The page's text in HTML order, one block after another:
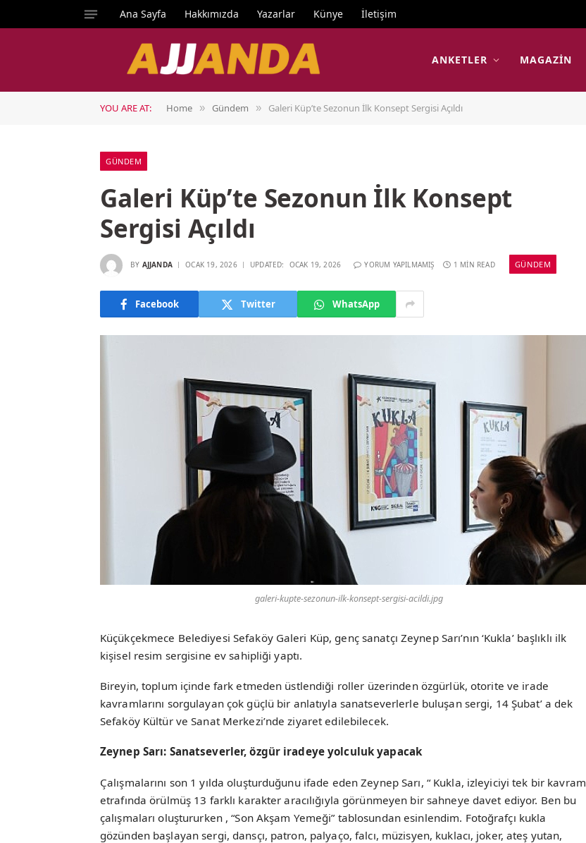
Ana Sayfa Hakkımızda Yazarlar Künye İletişim
ANKETLER MAGAZIN
YOU ARE AT: Home » Gündem » Galeri Küp’te Sezonun İlk Konsept Sergisi Açıldı
GÜNDEM
Galeri Küp’te Sezonun İlk Konsept
Sergisi Açıldı
BY AJJANDA OCAK 19, 2026 UPDATED: OCAK 19, 2026 YORUM YAPILMAMIŞ 1 MIN READ GÜNDEM
Facebook Twitter WhatsApp
galeri-kupte-sezonun-ilk-konsept-sergisi-acildi.jpg
Küçükçekmece Belediyesi Sefaköy Galeri Küp, genç sanatçı Zeynep Sarı’nın ‘Kukla’ başlıklı ilk
kişisel resim sergisine ev sahipliği yaptı.
Bireyin, toplum içinde fark etmeden üstlendiği roller üzerinden özgürlük, otorite ve irade
kavramlarını sorgulayan çok güçlü bir anlatıyla sanatseverlerle buluşan sergi, 14 Şubat’ a dek
Sefaköy Kültür ve Sanat Merkezi’nde ziyaret edilebilecek.
Zeynep Sarı: Sanatseverler, özgür iradeye yolculuk yapacak
Çalışmalarını son 1 yılda oluşturduğunu ifade eden Zeynep Sarı, “ Kukla, izleyiciyi tek bir kavram
etrafında örülmüş 13 farklı karakter aracılığıyla görünmeyen bir sahneye davet ediyor. Ben bu
çalışmaları oluştururken , “Son Akşam Yemeği” tablosundan esinlendim. Fotoğrafçı kukla
gözünden başlayan sergi, dansçı, patron, palyaço, falcı, müzisyen, kuklacı, joker, ateş yutan,